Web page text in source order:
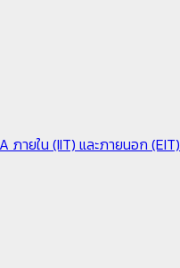
ภายใน (IIT) และภายนอก (EIT)